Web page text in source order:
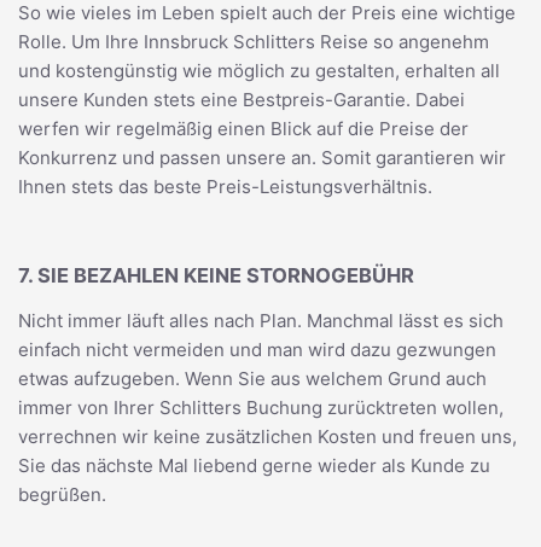
So wie vieles im Leben spielt auch der Preis eine wichtige
Rolle. Um Ihre Innsbruck Schlitters Reise so angenehm
und kostengünstig wie möglich zu gestalten, erhalten all
unsere Kunden stets eine Bestpreis-Garantie. Dabei
werfen wir regelmäßig einen Blick auf die Preise der
Konkurrenz und passen unsere an. Somit garantieren wir
Ihnen stets das beste Preis-Leistungsverhältnis.
7. SIE BEZAHLEN KEINE STORNOGEBÜHR
Nicht immer läuft alles nach Plan. Manchmal lässt es sich
einfach nicht vermeiden und man wird dazu gezwungen
etwas aufzugeben. Wenn Sie aus welchem Grund auch
immer von Ihrer Schlitters Buchung zurücktreten wollen,
verrechnen wir keine zusätzlichen Kosten und freuen uns,
Sie das nächste Mal liebend gerne wieder als Kunde zu
begrüßen.